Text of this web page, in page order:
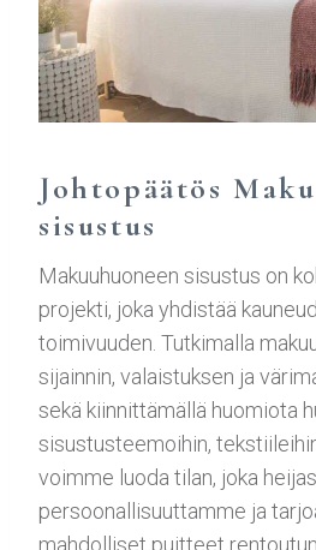
Johtopäätös
sisustus
Makuuhuoneen sisustus on
projekti, joka yhdistää
toimivuuden. Tutkimalla
sijainnin, valaistuksen ja
sekä kiinnittämällä huomiota
sisustusteemoihin,
voimme luoda tilan, joka
persoonallisuuttamme ja